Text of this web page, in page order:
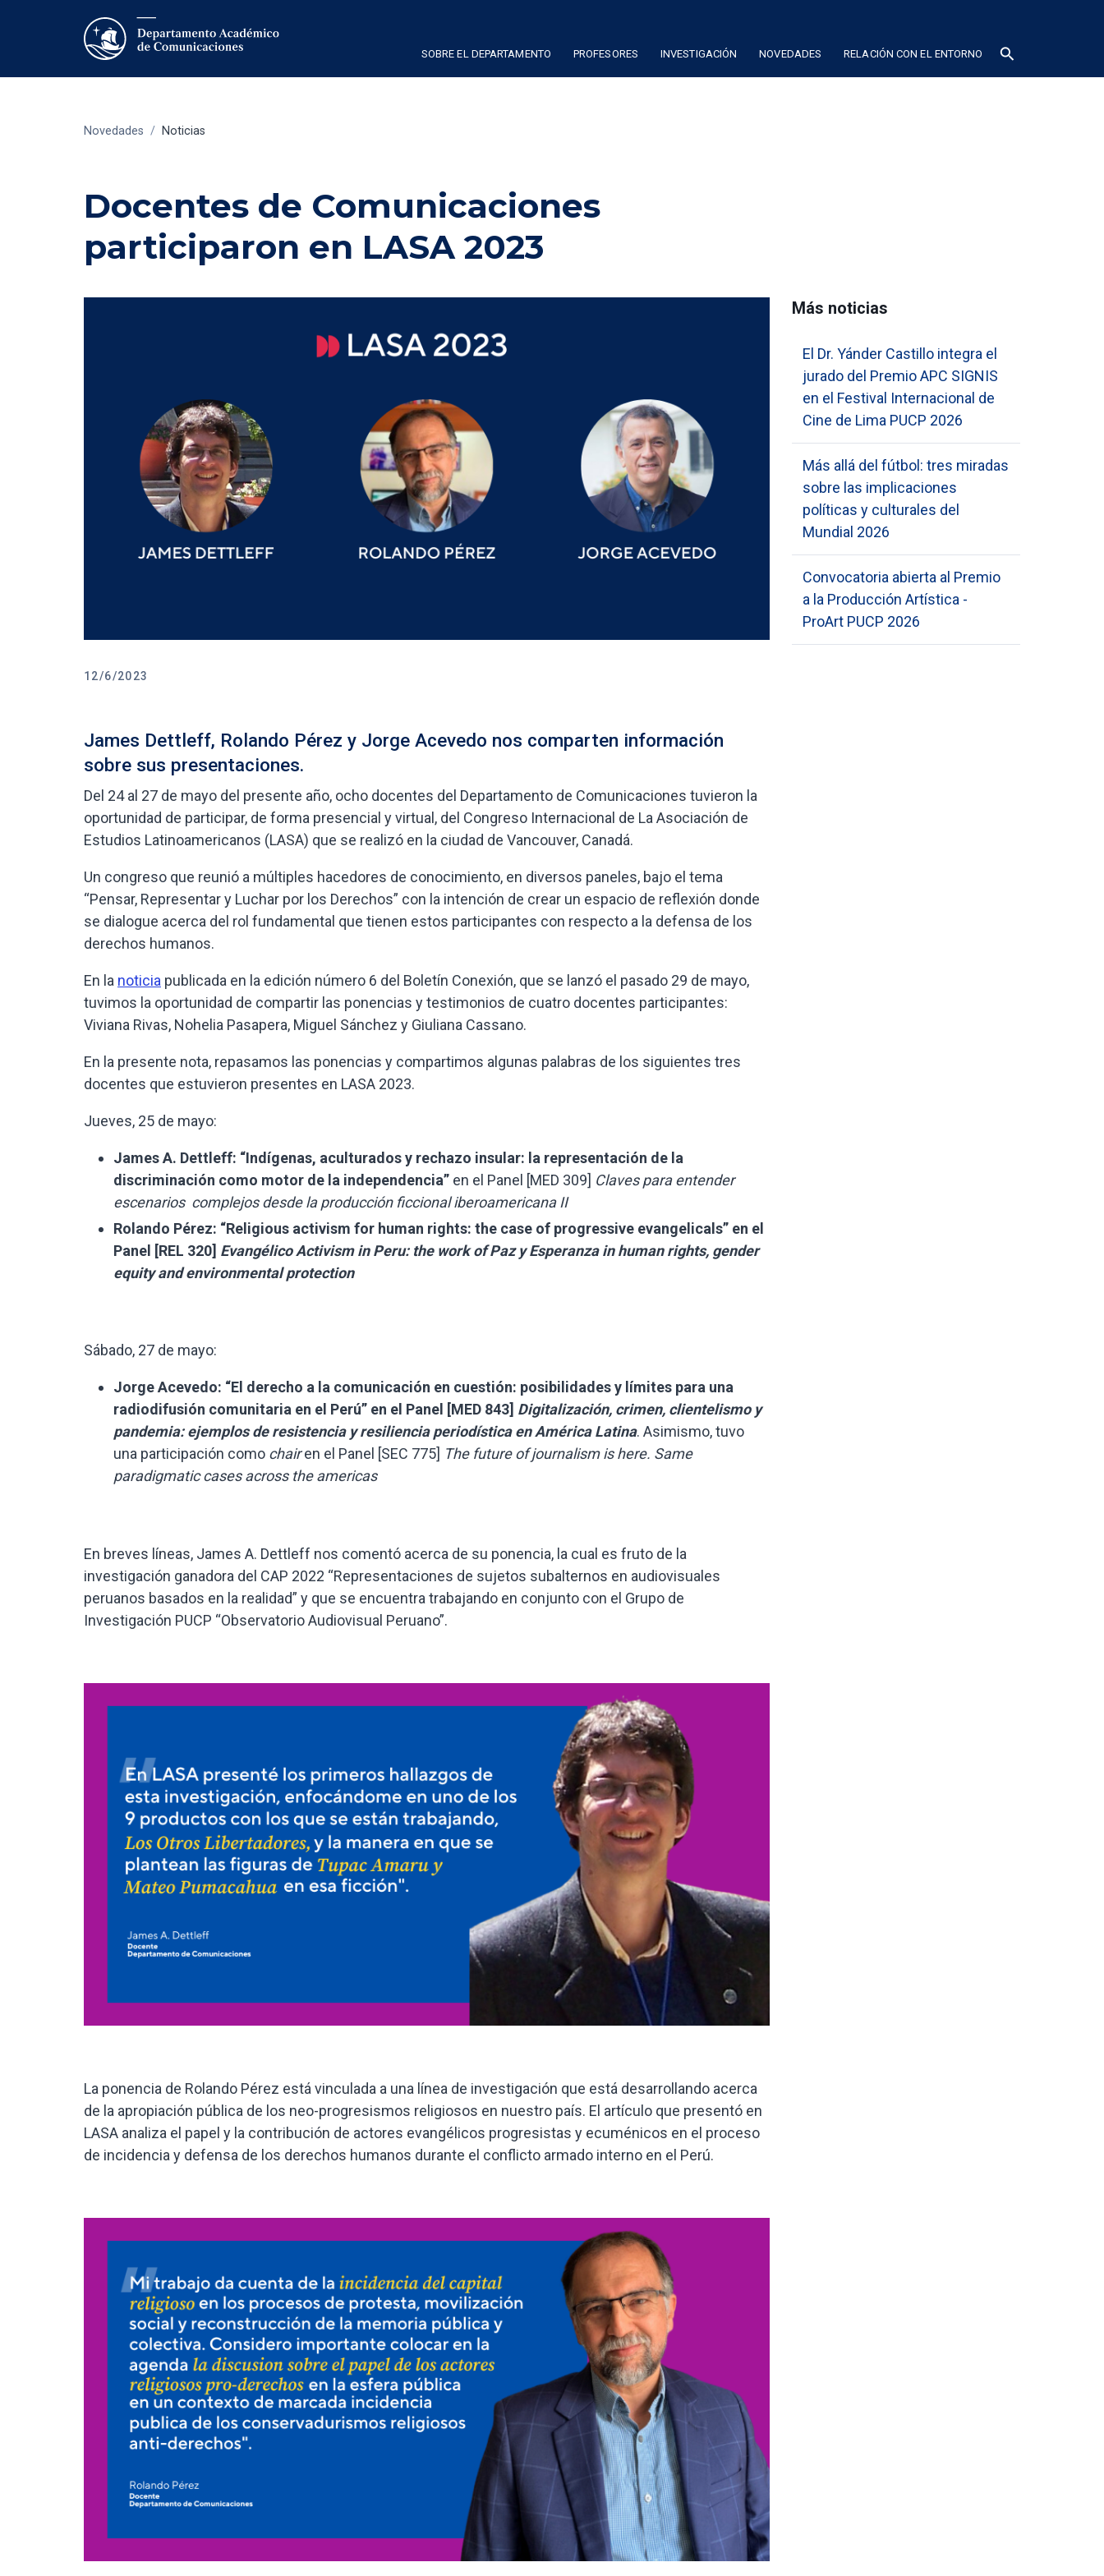
SOBRE EL DEPARTAMENTO PROFESORES INVESTIGACIÓN NOVEDADES RELACIÓN CON EL ENTORNO search
Novedades / Noticias
Docentes de Comunicaciones
participaron en LASA 2023
12/6/2023
James Dettleff, Rolando Pérez y Jorge Acevedo nos comparten información
sobre sus presentaciones.
Del 24 al 27 de mayo del presente año, ocho docentes del Departamento de Comunicaciones tuvieron la
oportunidad de participar, de forma presencial y virtual, del Congreso Internacional de La Asociación de
Estudios Latinoamericanos (LASA) que se realizó en la ciudad de Vancouver, Canadá.
Un congreso que reunió a múltiples hacedores de conocimiento, en diversos paneles, bajo el tema
“Pensar, Representar y Luchar por los Derechos” con la intención de crear un espacio de reflexión donde
se dialogue acerca del rol fundamental que tienen estos participantes con respecto a la defensa de los
derechos humanos.
En la noticia publicada en la edición número 6 del Boletín Conexión, que se lanzó el pasado 29 de mayo,
tuvimos la oportunidad de compartir las ponencias y testimonios de cuatro docentes participantes:
Viviana Rivas, Nohelia Pasapera, Miguel Sánchez y Giuliana Cassano.
En la presente nota, repasamos las ponencias y compartimos algunas palabras de los siguientes tres
docentes que estuvieron presentes en LASA 2023.
Jueves, 25 de mayo:
James A. Dettleff: “Indígenas, aculturados y rechazo insular: la representación de la
discriminación como motor de la independencia” en el Panel [MED 309] Claves para entender
escenarios complejos desde la producción ficcional iberoamericana II
Rolando Pérez: “Religious activism for human rights: the case of progressive evangelicals” en el
Panel [REL 320] Evangélico Activism in Peru: the work of Paz y Esperanza in human rights, gender
equity and environmental protection
Sábado, 27 de mayo:
Jorge Acevedo: “El derecho a la comunicación en cuestión: posibilidades y límites para una
radiodifusión comunitaria en el Perú” en el Panel [MED 843] Digitalización, crimen, clientelismo y
pandemia: ejemplos de resistencia y resiliencia periodística en América Latina. Asimismo, tuvo
una participación como chairen el Panel [SEC 775] The future of journalism is here. Same
paradigmatic cases across the americas
En breves líneas, James A. Dettleff nos comentó acerca de su ponencia, la cual es fruto de la
investigación ganadora del CAP 2022 “Representaciones de sujetos subalternos en audiovisuales
peruanos basados en la realidad” y que se encuentra trabajando en conjunto con el Grupo de
Investigación PUCP “Observatorio Audiovisual Peruano”.
La ponencia de Rolando Pérez está vinculada a una línea de investigación que está desarrollando acerca
de la apropiación pública de los neo-progresismos religiosos en nuestro país. El artículo que presentó en
LASA analiza el papel y la contribución de actores evangélicos progresistas y ecuménicos en el proceso
de incidencia y defensa de los derechos humanos durante el conflicto armado interno en el Perú.
Más noticias
El Dr. Yánder Castillo integra el
jurado del Premio APC SIGNIS
en el Festival Internacional de
Cine de Lima PUCP 2026
Más allá del fútbol: tres miradas
sobre las implicaciones
políticas y culturales del
Mundial 2026
Convocatoria abierta al Premio
a la Producción Artística -
ProArt PUCP 2026